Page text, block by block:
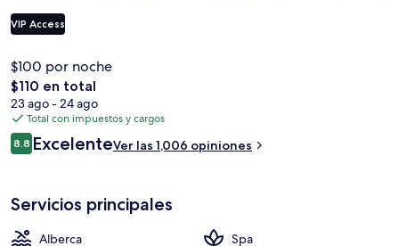
visitantes hablan maravillas de las amenidades y características como
la cercanía al aeropuerto.
VIP Access
$100 por noche
El
precio
total
es
de
$110 en total
23 ago - 24 ago
Total con impuestos y cargos
Opiniones
8.88.8 de 10,
ExcelenteVer las 1,006 opiniones
Servicios principales
Alberca
Spa